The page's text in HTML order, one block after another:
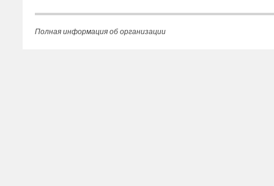
Полная информация об организации